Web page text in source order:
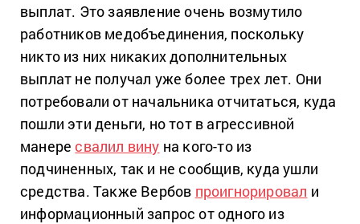
выплат. Это заявление очень возмутило
работников медобъединения, поскольку
никто из них никаких дополнительных
выплат не получал уже более трех лет. Они
потребовали от начальника отчитаться, куда
пошли эти деньги, но тот в агрессивной
манере свалил вину на кого-то из
подчиненных, так и не сообщив, куда ушли
средства. Также Вербов проигнорировал и
информационный запрос от одного из